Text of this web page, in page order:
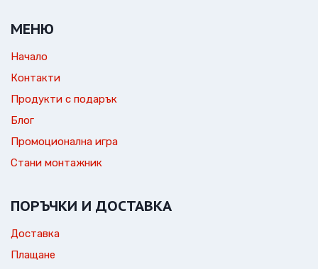
МЕНЮ
Начало
Контакти
Продукти с подарък
Блог
Промоционална игра
Стани монтажник
ПОРЪЧКИ И ДОСТАВКА
Доставка
Плащане